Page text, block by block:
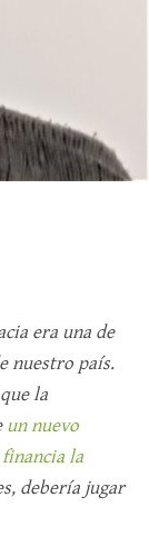
era una de
nuestro país.
la
un nuevo
la
debería jugar